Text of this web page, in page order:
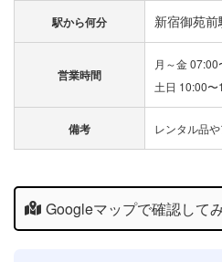
駅から何分 新宿御苑
営業時間
月～金
土日 10:00
備考 レンタル品
Googleマップで確認して